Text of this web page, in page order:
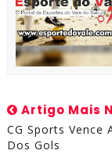
Artigo Mais
CG Sports Vence
Dos Gols